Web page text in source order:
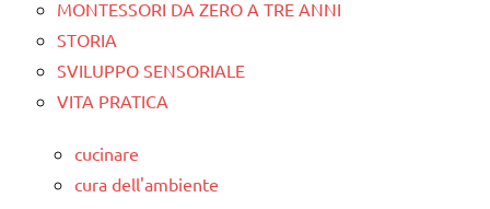
MONTESSORI DA ZERO A TRE ANNI
STORIA
SVILUPPO SENSORIALE
VITA PRATICA
cucinare
cura dell'ambiente